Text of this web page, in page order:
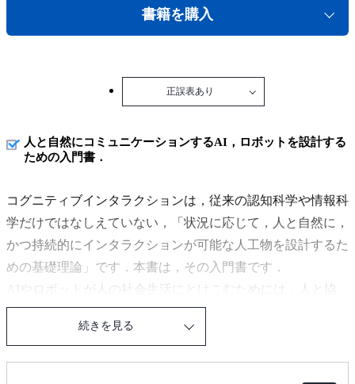
書籍を購入
正誤表あり
人と自然にコミュニケーションするAI，ロボットを設計する
ための入門書．
コグニティブインタラクションは，従来の認知科学や情報科
学だけではなしえていない，「状況に応じて，人と自然に，
かつ持続的にインタラクションが可能な人工物を設計するた
めの基礎理論」です．本書は，その入門書です．
AIやロボットが人の社会生活にとけこむためには，人と協
調行動をとれなければいけません．それには，コミュニケー
ション，つまり，意思疎通の能力が欠かせません．しかし，
続きを見る